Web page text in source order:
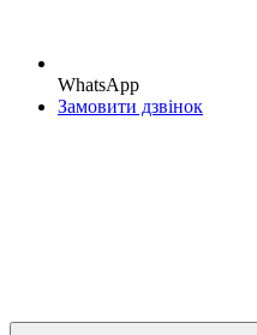
WhatsApp
Замовити дзвінок